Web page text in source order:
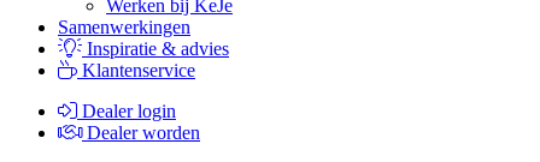
Werken bij KeJe
Samenwerkingen
Inspiratie & advies
Klantenservice
Dealer login
Dealer worden